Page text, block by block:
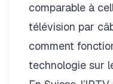
comparable à
télévision par
comment
technologie sur